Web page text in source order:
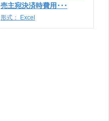
売主宛決済時費用･･･
形式： Excel